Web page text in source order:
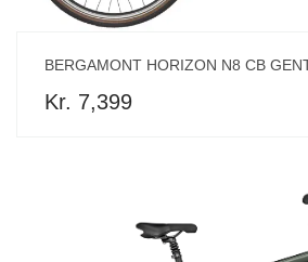
BERGAMONT HORIZON N8 CB
Kr. 7,399